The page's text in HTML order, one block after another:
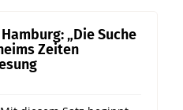
„Die Suche
Zeiten